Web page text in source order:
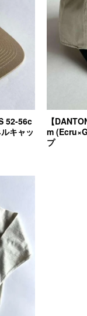
52-56c
キャッ
【
m
プ